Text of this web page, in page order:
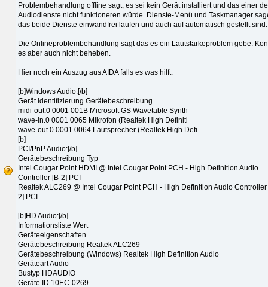
Problembehandlung offline sagt, es sei kein Gerät installiert und das einer
Audiodienste nicht funktioneren würde. Dienste-Menü und Taskmanager
das beide Dienste einwandfrei laufen und auch auf automatisch gestellt sind.
Die Onlineproblembehandlung sagt das es ein Lautstärkeproblem gebe.
es aber auch nicht beheben.
Hier noch ein Auszug aus AIDA falls es was hilft:
[b]Windows Audio:[/b]
Gerät Identifizierung Gerätebeschreibung
midi-out.0 0001 001B Microsoft GS Wavetable Synth
wave-in.0 0001 0065 Mikrofon (Realtek High Definiti
wave-out.0 0001 0064 Lautsprecher (Realtek High Defi
[b]
PCI/PnP Audio:[/b]
Gerätebeschreibung Typ
Intel Cougar Point HDMI @ Intel Cougar Point PCH - High Definition Audio
Controller [B-2] PCI
Realtek ALC269 @ Intel Cougar Point PCH - High Definition Audio Controller
2] PCI
[b]HD Audio:[/b]
Informationsliste Wert
Geräteeigenschaften
Gerätebeschreibung Realtek ALC269
Gerätebeschreibung (Windows) Realtek High Definition Audio
Geräteart Audio
Bustyp HDAUDIO
Geräte ID 10EC-0269